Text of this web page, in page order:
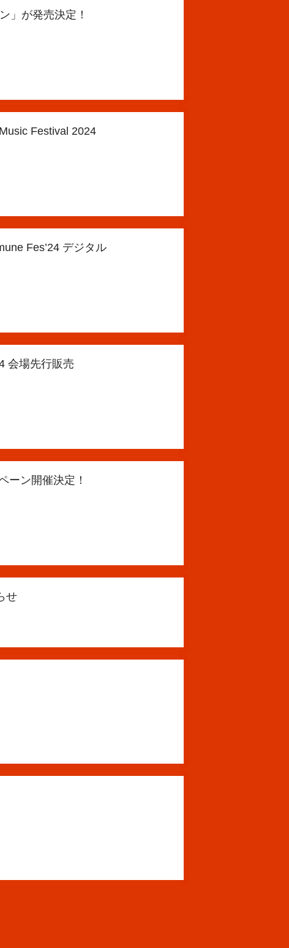
」が発売決定！
Festival 2024
Fes’24 デジタル
会場先行販売
ーン開催決定！
せ